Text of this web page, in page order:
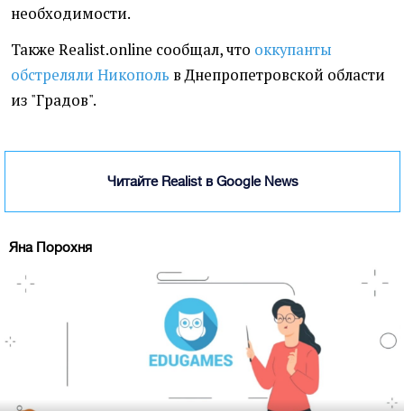
необходимости.
Также Realist.online сообщал, что оккупанты
обстреляли Никополь в Днепропетровской области
из "Градов".
Читайте Realist в Google News
Яна Порохня